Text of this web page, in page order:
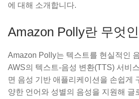
에 대해 소개합니다.
Amazon Polly란 무엇
Amazon Polly는 텍스트를 현실적인
AWS의 텍스트-음성 변환(TTS) 서비
면 음성 기반 애플리케이션을 손쉽게
양한 언어와 성별의 음성을 지원해 글